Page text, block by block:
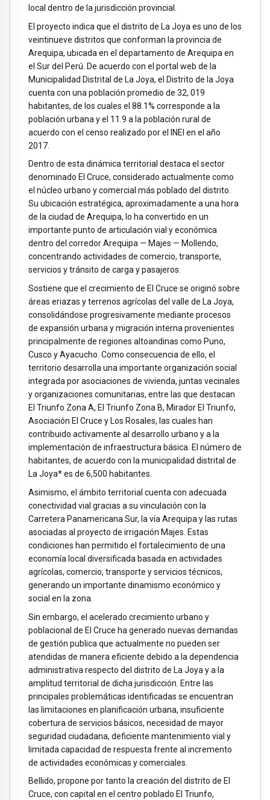
local dentro de la jurisdicción provincial.
El proyecto indica que el distrito de La Joya es uno de los
veintinueve distritos que conforman la provincia de
Arequipa, ubicada en el departamento de Arequipa en
el Sur del Perú. De acuerdo con el portal web de la
Municipalidad Distrital de La Joya, el Distrito de la Joya
cuenta con una población promedio de 32, 019
habitantes, de los cuales el 88.1% corresponde a la
población urbana y el 11.9 a la población rural de
acuerdo con el censo realizado por el INEI en el año
2017.
Dentro de esta dinámica territorial destaca el sector
denominado El Cruce, considerado actualmente como
el núcleo urbano y comercial más poblado del distrito.
Su ubicación estratégica, aproximadamente a una hora
de la ciudad de Arequipa, lo ha convertido en un
importante punto de articulación vial y económica
dentro del corredor Arequipa — Majes — Mollendo,
concentrando actividades de comercio, transporte,
servicios y tránsito de carga y pasajeros.
Sostiene que el crecimiento de El Cruce se originó sobre
áreas eriazas y terrenos agrícolas del valle de La Joya,
consolidándose progresivamente mediante procesos
de expansión urbana y migración interna provenientes
principalmente de regiones altoandinas como Puno,
Cusco y Ayacucho. Como consecuencia de ello, el
territorio desarrolla una importante organización social
integrada por asociaciones de vivienda, juntas vecinales
y organizaciones comunitarias, entre las que destacan
El Triunfo Zona A, El Triunfo Zona B, Mirador El Triunfo,
Asociación El Cruce y Los Rosales, las cuales han
contribuido activamente al desarrollo urbano y a la
implementación de infraestructura básica. El número de
habitantes, de acuerdo con la municipalidad distrital de
La Joya* es de 6,500 habitantes.
Asimismo, el ámbito territorial cuenta con adecuada
conectividad vial gracias a su vinculación con la
Carretera Panamericana Sur, la vía Arequipa y las rutas
asociadas al proyecto de irrigación Majes. Estas
condiciones han permitido el fortalecimiento de una
economía local diversificada basada en actividades
agrícolas, comercio, transporte y servicios técnicos,
generando un importante dinamismo económico y
social en la zona.
Sin embargo, el acelerado crecimiento urbano y
poblacional de El Cruce ha generado nuevas demandas
de gestión publica que actualmente no pueden ser
atendidas de manera eficiente debido a la dependencia
administrativa respecto del distrito de La Joya y a la
amplitud territorial de dicha jurisdicción. Entre las
principales problemáticas identificadas se encuentran
las limitaciones en planificación urbana, insuficiente
cobertura de servicios básicos, necesidad de mayor
seguridad ciudadana, deficiente mantenimiento vial y
limitada capacidad de respuesta frente al incremento
de actividades económicas y comerciales.
Bellido, propone por tanto la creación del distrito de El
Cruce, con capital en el centro poblado El Triunfo,